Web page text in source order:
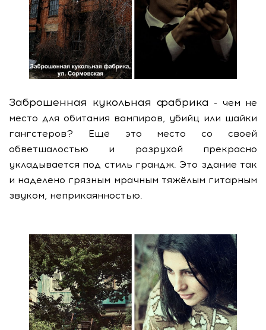
Заброшенная кукольная фабрика - чем не
место для обитания вампиров, убийц или шайки
гангстеров? Ещё это место со своей
обветшалостью и разрухой прекрасно
укладывается под стиль грандж. Это здание так
и наделено грязным мрачным тяжёлым гитарным
звуком, неприкаянностью.